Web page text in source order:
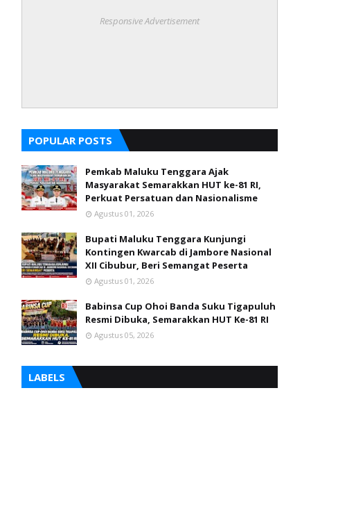
Responsive Advertisement
POPULAR POSTS
Pemkab Maluku Tenggara Ajak
Masyarakat Semarakkan HUT ke-81 RI,
Perkuat Persatuan dan Nasionalisme
Agustus 01, 2026
Bupati Maluku Tenggara Kunjungi
Kontingen Kwarcab di Jambore Nasional
XII Cibubur, Beri Semangat Peserta
Agustus 01, 2026
Babinsa Cup Ohoi Banda Suku Tigapuluh
Resmi Dibuka, Semarakkan HUT Ke-81 RI
Agustus 05, 2026
LABELS